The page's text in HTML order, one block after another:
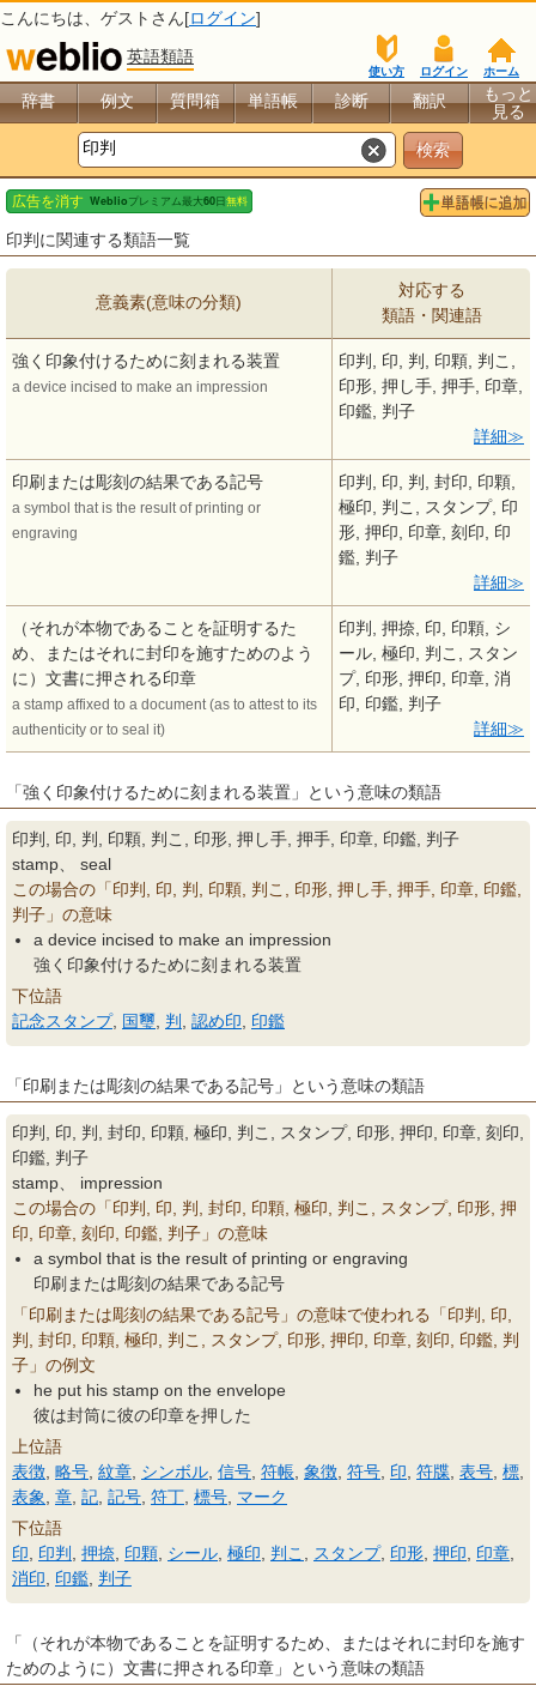
こんにちは、 ゲスト さん[ログイン]
英語類語
ホーム
ログイン
使い方
辞書 例文 質問箱 単語帳 診断 翻訳
もっと
見る
印判に関連する類語一覧
意義素(意味の分類)
対応する
類語・関連語
強く印象付けるために刻まれる装置
a device incised to make an impression
印判, 印, 判, 印顆, 判こ,
印形, 押し手, 押手, 印章,
印鑑, 判子
詳細
印刷または彫刻の結果である記号
a symbol that is the result of printing or
engraving
印判, 印, 判, 封印, 印顆,
極印, 判こ, スタンプ, 印
形, 押印, 印章, 刻印, 印
鑑, 判子
詳細
（それが本物であることを証明するた
め、またはそれに封印を施すためのよう
に）文書に押される印章
a stamp affixed to a document (as to attest to its
authenticity or to seal it)
印判, 押捺, 印, 印顆, シ
ール, 極印, 判こ, スタン
プ, 印形, 押印, 印章, 消
印, 印鑑, 判子
詳細
「強く印象付けるために刻まれる装置」という意味の類語
印判, 印, 判, 印顆, 判こ, 印形, 押し手, 押手, 印章, 印鑑, 判子
stamp、 seal
この場合の「印判, 印, 判, 印顆, 判こ, 印形, 押し手, 押手, 印章, 印鑑,
判子」の意味
a device incised to make an impression
強く印象付けるために刻まれる装置
下位語
記念スタンプ, 国璽 判 認め印 印鑑
「印刷または彫刻の結果である記号」という意味の類語
印判, 印, 判, 封印, 印顆, 極印, 判こ, スタンプ, 印形, 押印, 印章, 刻印,
印鑑, 判子
stamp、 impression
この場合の「印判, 印, 判, 封印, 印顆, 極印, 判こ, スタンプ, 印形, 押
印, 印章, 刻印, 印鑑, 判子」の意味
a symbol that is the result of printing or engraving
印刷または彫刻の結果である記号
「印刷または彫刻の結果である記号」の意味で使われる「印判, 印,
判, 封印, 印顆, 極印, 判こ, スタンプ, 印形, 押印, 印章, 刻印, 印鑑, 判
子」の例文
he put his stamp on the envelope
彼は封筒に彼の印章を押した
上位語
表徴 略号 紋章 シンボル 信号 符帳 象徴 符号 印 符牒 表号 標
表象
章 記 記号 符丁 標号 マーク
下位語
印
印判 押捺 印顆 シール 極印 判こ スタンプ, 印形 押印 印章
消印
印鑑 判子
「（それが本物であることを証明するため、またはそれに封印を施す
ためのように）文書に押される印章」という意味の類語